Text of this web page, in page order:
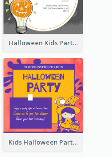
Halloween Kids Party Invitation
Kids Halloween Party Invitation